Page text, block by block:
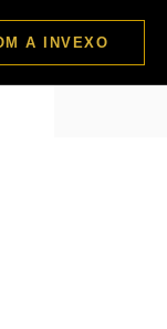
A INVEXO